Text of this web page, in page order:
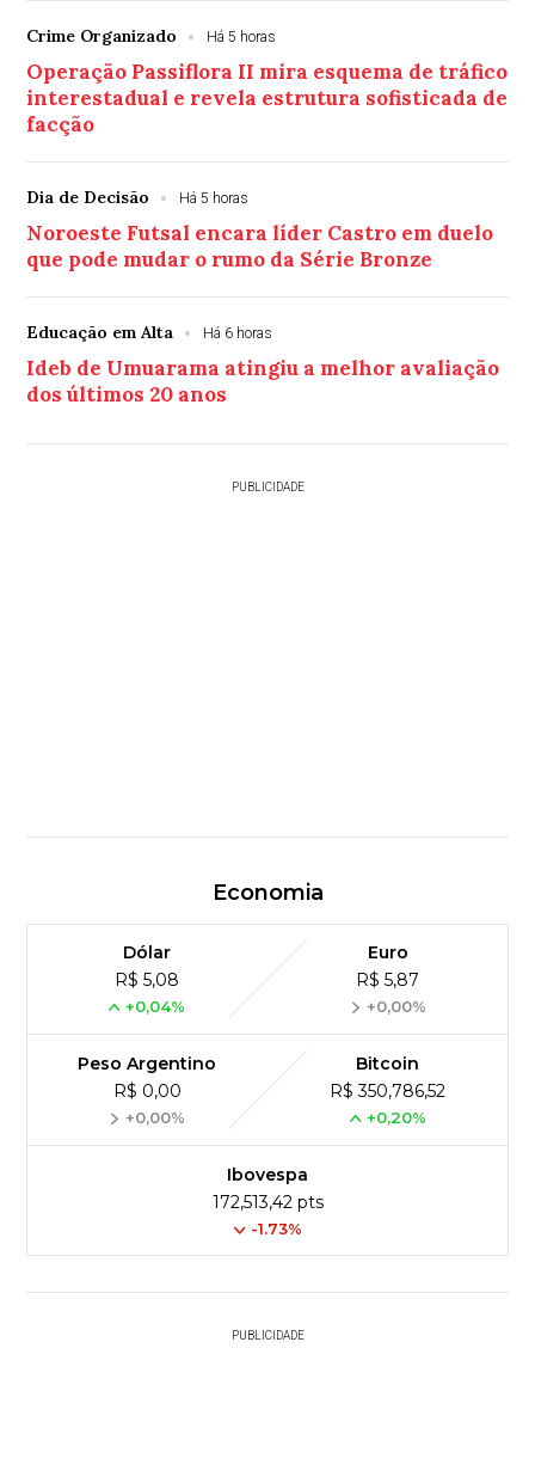
Crime Organizado Há 5 horas
Operação Passiflora II mira esquema de tráfico
interestadual e revela estrutura sofisticada de
facção
Dia de Decisão Há 5 horas
Noroeste Futsal encara líder Castro em duelo
que pode mudar o rumo da Série Bronze
Educação em Alta Há 6 horas
Ideb de Umuarama atingiu a melhor avaliação
dos últimos 20 anos
PUBLICIDADE
Economia
Dólar
R$ 5,08
+0,04%
Euro
R$ 5,87
+0,00%
Peso Argentino
R$ 0,00
+0,00%
Bitcoin
R$ 350,786,52
+0,20%
Ibovespa
172,513,42 pts
-1.73%
PUBLICIDADE